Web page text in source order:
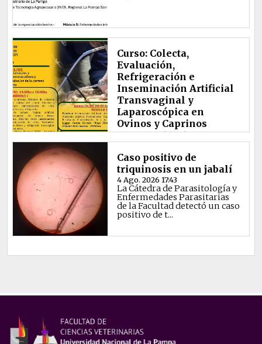
Curso: Colecta,
Evaluación,
Refrigeración e
Inseminación Artificial
Transvaginal y
Laparoscópica en
Ovinos y Caprinos
9 Marzo 2026 19:46
ORGANIZA: cátedra
Producción de Rumiantes
Menores de la Facultad
Ciencias Veterinarias de la
Univers...
Caso positivo de
triquinosis en un jabalí
4 Ago. 2026 17:43
La Cátedra de Parasitología y
Enfermedades Parasitarias
de la Facultad detectó un caso
positivo de t...